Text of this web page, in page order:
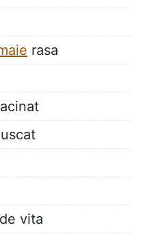
rasa
uscat
vita